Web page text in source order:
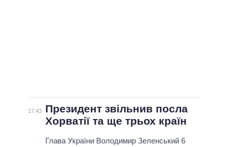
17:43
Президент звільнив посла
Хорватії та ще трьох країн
Глава України Володимир Зеленський 6